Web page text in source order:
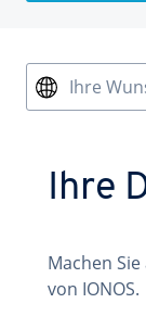
Ihre
Ihre
Machen
von IONOS.